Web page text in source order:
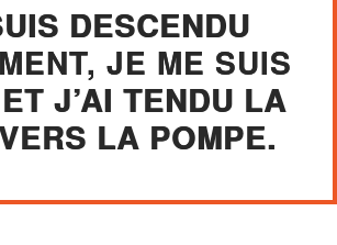
DESCENDU
JE ME SUIS
J’AI TENDU LA
LA POMPE.